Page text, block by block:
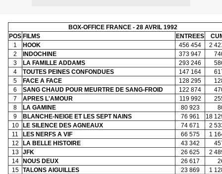
BOX-OFFICE FRANCE - 28 AVRIL 1992
POS FILMS ENTREES
1
HOOK 456 454
2
2
INDOCHINE 373 947
3
LA FAMILLE ADDAMS 293 246
4
TOUTES PEINES CONFONDUES 147 164
5
FACE A FACE 128 295
6
SANG CHAUD POUR MEURTRE DE SANG-FROID 122 874
7
APRES L'AMOUR 119 992
8
LA GAMINE 80 923
9
BLANCHE-NEIGE ET LES SEPT NAINS 76 961
18
10
LE SILENCE DES AGNEAUX 74 671
2
11
LES NERFS A VIF 66 575
1
12
LA BELLE HISTOIRE 43 342
13
JFK 26 625
2
14
NOUS DEUX 26 617
15
TALONS AIGUILLES 23 869
1